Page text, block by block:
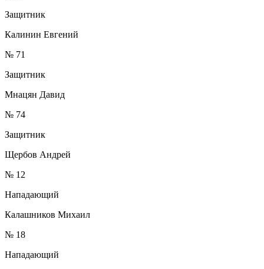
Защитник
Калинин Евгений
№ 71
Защитник
Мнацян Давид
№ 74
Защитник
Щербов Андрей
№ 12
Нападающий
Калашников Михаил
№ 18
Нападающий